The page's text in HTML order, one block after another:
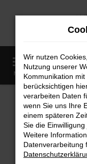
Zum
MENÜ
Startseite
Fehler:
Wir nutzen
Nutzung unserer
Kommunikation
berücksichtigen
verarbeiten Daten
wenn Sie uns Ihre
einem späteren
Sie die
Weitere
Datenverarbeitung